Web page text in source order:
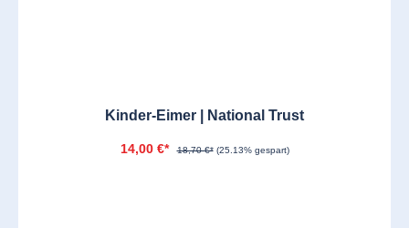
Kinder-Eimer | National Trust
14,00 €* 18,70 €* (25.13% gespart)